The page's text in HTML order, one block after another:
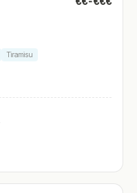
Tiramisu